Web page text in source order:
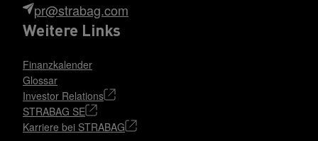
pr@strabag.com
Weitere Links
Finanzkalender
Glossar
Investor Relations
STRABAG SE
Karriere bei STRABAG